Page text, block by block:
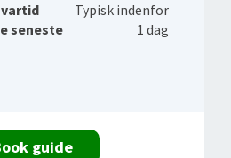
seneste
Typisk indenfor
1 dag
guide